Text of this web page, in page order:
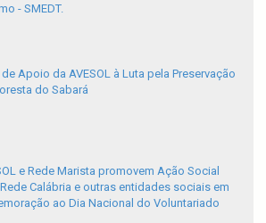
- SMEDT.
Apoio da AVESOL à Luta pela Preservação
do Sabará
e Rede Marista promovem Ação Social
Calábria e outras entidades sociais em
ao Dia Nacional do Voluntariado